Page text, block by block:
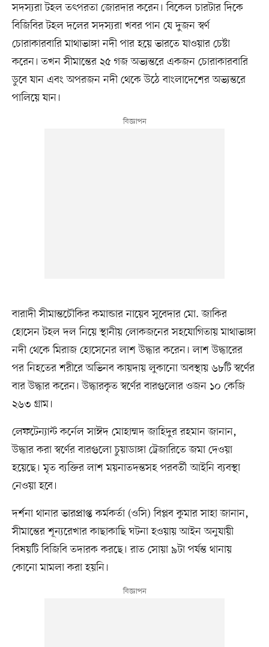
সদস্যরা টহল তৎপরতা জোরদার করেন। বিকেল চারটার দিকে
বিজিবির টহল দলের সদস্যরা খবর পান যে দুজন স্বর্ণ
চোরাকারবারি মাথাভাঙ্গা নদী পার হয়ে ভারতে যাওয়ার চেষ্টা
করেন। তখন সীমান্তের ২৫ গজ অভ্যন্তরে একজন চোরাকারবারি
ডুবে যান এবং অপরজন নদী থেকে উঠে বাংলাদেশের অভ্যন্তরে
পালিয়ে যান।
বারাদী সীমান্তচৌকির কমান্ডার নায়েব সুবেদার মো. জাকির
হোসেন টহল দল নিয়ে স্থানীয় লোকজনের সহযোগিতায় মাথাভাঙ্গা
নদী থেকে মিরাজ হোসেনের লাশ উদ্ধার করেন। লাশ উদ্ধারের
পর নিহতের শরীরে অভিনব কায়দায় লুকানো অবস্থায় ৬৮টি স্বর্ণের
বার উদ্ধার করেন। উদ্ধারকৃত স্বর্ণের বারগুলোর ওজন ১০ কেজি
২৬৩ গ্রাম।
লেফটেন্যান্ট কর্নেল সাঈদ মোহাম্মদ জাহিদুর রহমান জানান,
উদ্ধার করা স্বর্ণের বারগুলো চুয়াডাঙ্গা ট্রেজারিতে জমা দেওয়া
হয়েছে। মৃত ব্যক্তির লাশ ময়নাতদন্তসহ পরবর্তী আইনি ব্যবস্থা
নেওয়া হবে।
দর্শনা থানার ভারপ্রাপ্ত কর্মকর্তা (ওসি) বিপ্লব কুমার সাহা জানান,
সীমান্তের শূন্যরেখার কাছাকাছি ঘটনা হওয়ায় আইন অনুযায়ী
বিষয়টি বিজিবি তদারক করছে। রাত সোয়া ৯টা পর্যন্ত থানায়
কোনো মামলা করা হয়নি।